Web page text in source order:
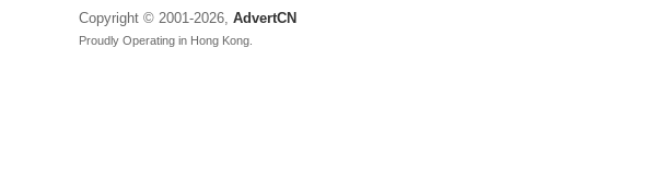
Copyright © 2001-2026, AdvertCN
Proudly Operating in Hong Kong.